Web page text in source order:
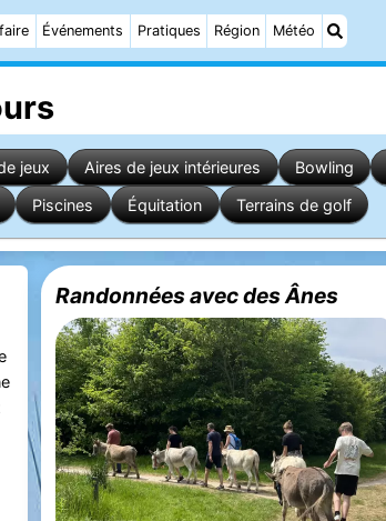
Événements Pratiques Région Météo
jeux Aires de jeux intérieures Bowling
Piscines Équitation Terrains de golf
Randonnées avec des Ânes